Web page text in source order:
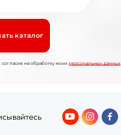
каталог
на обработку моих персональных данных